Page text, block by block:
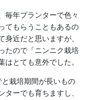
毎年プランターで色々
てもらうこともあるの
近だと思いますが、
たので「ニンニク栽培
はとても意外でした。
栽培期間が長いもの
ーでも育ちますし、